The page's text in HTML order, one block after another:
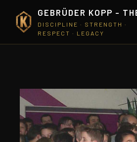
GEBRÜDER KOPP -
DISCIPLINE · STRENGTH ·
RESPECT · LEGACY